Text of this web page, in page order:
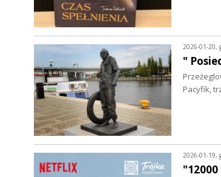
2026-01-20,
"
Pacyfik,
2026-01-19,